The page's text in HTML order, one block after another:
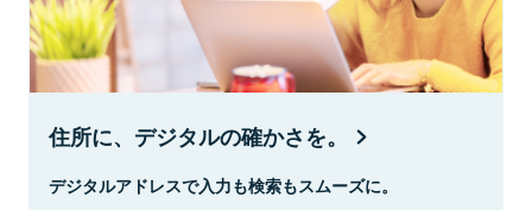
住所に、デジタルの確かさを。
デジタルアドレスで入力も検索もスムーズに。